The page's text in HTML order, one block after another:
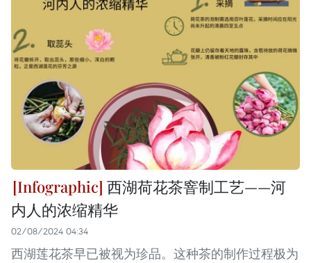
西湖荷花茶窨制工艺——河
内人的浓缩精华
02/08/2024 04:34
西湖莲花茶早已被视为珍品。这种茶的制作过程极为